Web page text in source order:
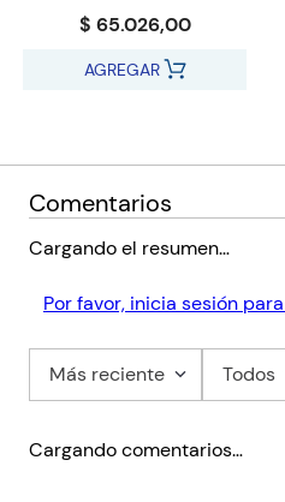
$ 65.026,00
AGREGAR
Comentarios
Cargando el resumen…
Por favor, inicia sesión
Más reciente Todos
Cargando comentarios…